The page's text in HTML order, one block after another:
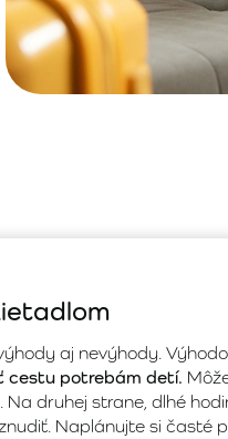
aj nevýhody.
cestu potrebám detí.
druhej strane, dlhé
Naplánujte si časté